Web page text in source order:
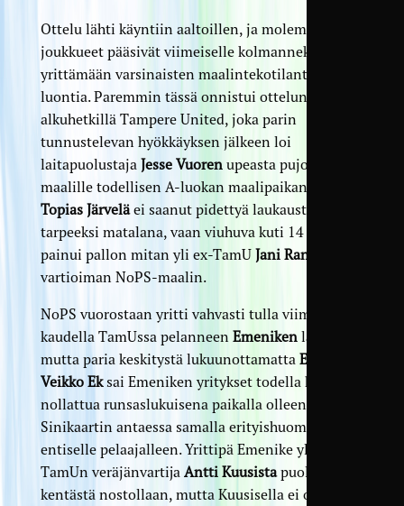
Ottelu lähti käyntiin aaltoillen, ja molemmat
joukkueet pääsivät viimeiselle kolmannekselle
yrittämään varsinaisten maalintekotilanteiden
luontia. Paremmin tässä onnistui ottelun
alkuhetkillä Tampere United, joka parin
tunnustelevan hyökkäyksen jälkeen loi
laitapuolustaja Jesse Vuorenupeasta pujottelusta
maalille todellisen A-luokan maalipaikan, mutta
Topias Järveläei saanut pidettyä laukaustaan
tarpeeksi matalana, vaan viuhuva kuti 14 metristä
painui pallon mitan yli ex-TamU Jani Rantalan
vartioiman NoPS-maalin.
NoPS vuorostaan yritti vahvasti tulla viime
kaudella TamUssa pelanneen Emenikenlaidalta,
mutta paria keskitystä lukuunottamatta Eino-
Veikko Eksai Emeniken yritykset todella hyvin
nollattua runsaslukuisena paikalla olleen
Sinikaartin antaessa samalla erityishuomiota
entiselle pelaajalleen. Yrittipä Emenike yllättää
TamUn veräjänvartija Antti Kuusistapuolestakin
kentästä nostollaan, mutta Kuusisella ei ollut